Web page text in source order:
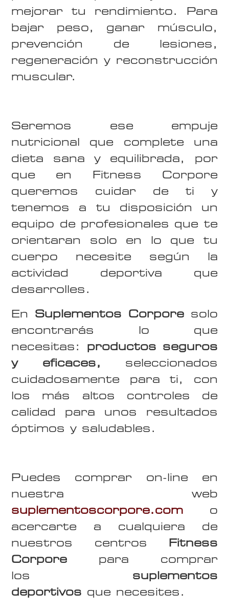
mejorar tu rendimiento. Para
bajar peso, ganar músculo,
prevención de lesiones,
regeneración y reconstrucción
muscular.
Seremos ese empuje
nutricional que complete una
dieta sana y equilibrada, por
que en Fitness Corpore
queremos cuidar de ti y
tenemos a tu disposición un
equipo de profesionales que te
orientaran solo en lo que tu
cuerpo necesite según la
actividad deportiva que
desarrolles.
En Suplementos Corporesolo
encontrarás lo que
necesitas: productos seguros
y eficaces, seleccionados
cuidadosamente para ti, con
los más altos controles de
calidad para unos resultados
óptimos y saludables.
Puedes comprar on-line en
nuestra web
suplementoscorpore.com o
acercarte a cualquiera de
nuestros centros Fitness
Corpore para comprar
los suplementos
deportivos que necesites.